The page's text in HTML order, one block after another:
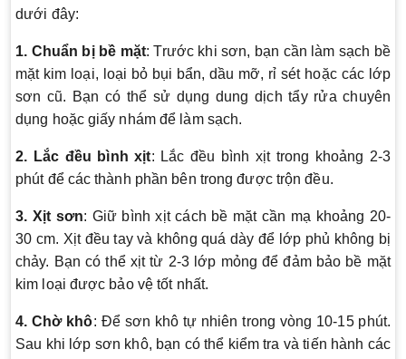
dưới đây:
1. Chuẩn bị bề mặt: Trước khi sơn, bạn cần làm sạch bề
mặt kim loại, loại bỏ bụi bẩn, dầu mỡ, rỉ sét hoặc các lớp
sơn cũ. Bạn có thể sử dụng dung dịch tẩy rửa chuyên
dụng hoặc giấy nhám để làm sạch.
2. Lắc đều bình xịt: Lắc đều bình xịt trong khoảng 2-3
phút để các thành phần bên trong được trộn đều.
3. Xịt sơn: Giữ bình xịt cách bề mặt cần mạ khoảng 20-
30 cm. Xịt đều tay và không quá dày để lớp phủ không bị
chảy. Bạn có thể xịt từ 2-3 lớp mỏng để đảm bảo bề mặt
kim loại được bảo vệ tốt nhất.
4. Chờ khô: Để sơn khô tự nhiên trong vòng 10-15 phút.
Sau khi lớp sơn khô, bạn có thể kiểm tra và tiến hành các